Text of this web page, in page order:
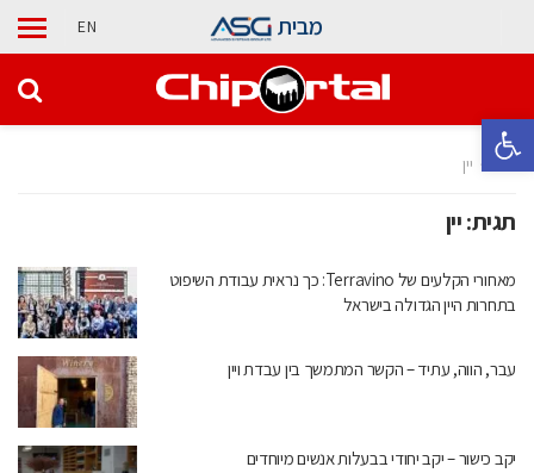
פתח סרגל נגישות
מבית EN
בית יין
תגית:יין
מאחורי הקלעים של Terravino: כך נראית עבודת השיפוט
בתחרות היין הגדולה בישראל
עבר, הווה, עתיד – הקשר המתמשך בין עבדת ויין
יקב כישור – יקב יחודי בבעלות אנשים מיוחדים